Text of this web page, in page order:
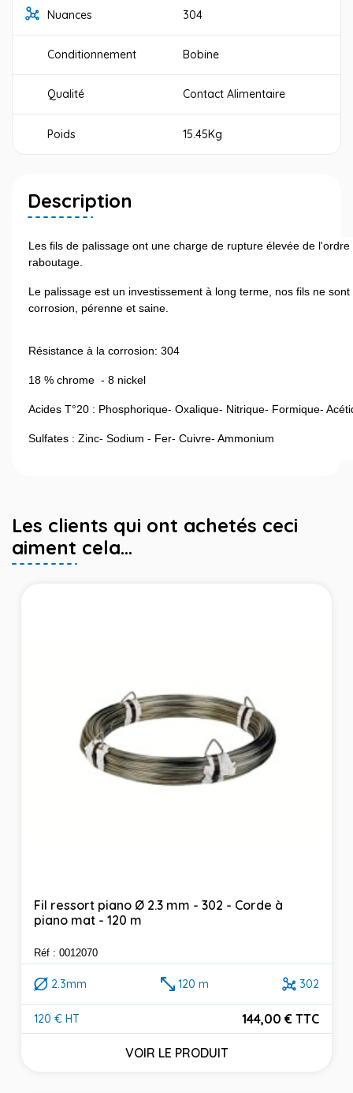
Nuances 304
Conditionnement Bobine
Qualité Contact Alimentaire
Poids 15.45Kg
Description
Les fils de palissage ont une charge de rupture élevée de
raboutage.
Le palissage est un investissement à long terme, nos fils ne
corrosion, pérenne et saine.
Résistance à la corrosion: 304
18 % chrome - 8 nickel
Acides T°20 : Phosphorique- Oxalique- Nitrique- Formique-
Sulfates : Zinc- Sodium - Fer- Cuivre- Ammonium
Les clients qui ont achetés ceci
aiment cela...
Fil ressort piano Ø 2.3 mm - 302 - Corde à
piano mat - 120 m
Réf : 0012070
2.3mm 120 m 302
120 € HT
Prix
144,00 € TTC
VOIR LE PRODUIT